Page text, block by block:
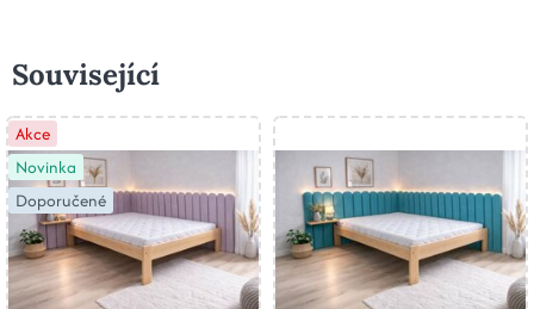
Související
Akce
Novinka
Doporučené